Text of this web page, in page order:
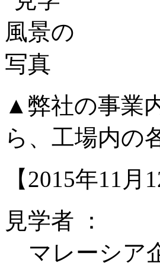
▲弊社の事業
ら、工場内の
【2015年11月
見学者 ：
マレーシア